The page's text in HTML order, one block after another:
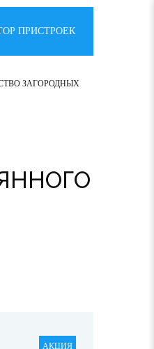
ПРИСТРОЕК
ЗАГОРОДНЫХ
АКЦИЯ